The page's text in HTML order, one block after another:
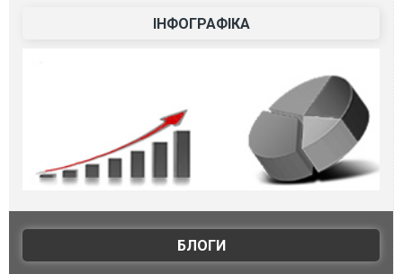
ІНФОГРАФІКА
БЛОГИ